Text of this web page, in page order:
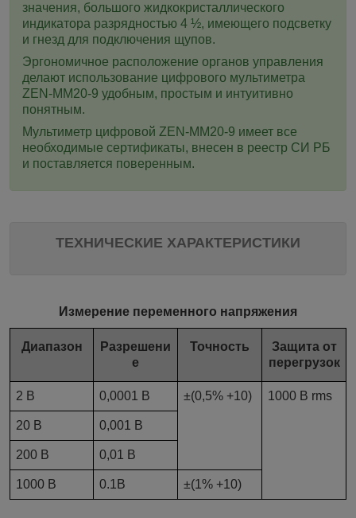
значения, большого жидкокристаллического
индикатора разрядностью 4 ½, имеющего подсветку
и гнезд для подключения щупов.
Эргономичное расположение органов управления
делают использование цифрового мультиметра
ZEN-MM20-9 удобным, простым и интуитивно
понятным.
Мультиметр цифровой ZEN-MM20-9 имеет все
необходимые сертификаты, внесен в реестр СИ РБ
и поставляется поверенным.
ТЕХНИЧЕСКИЕ ХАРАКТЕРИСТИКИ
Измерение переменного напряжения
Диапазон
Разрешени
е
Точность
Защита от
перегрузок
2 В 0,0001 В ±(0,5% +10) 1000 В rms
20 В 0,001 В
200 В 0,01 В
1000 В 0.1В ±(1% +10)